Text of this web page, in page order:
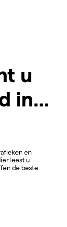
u
in…
en
leest u
de beste